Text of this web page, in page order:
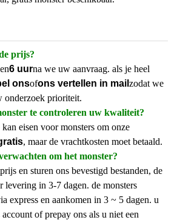
prijs?
6 uurna we uw aanvraag. als je heel
onsofons vertellen in mail zodat we
onderzoek prioriteit.
te controleren uw kwaliteit?
eisen voor monsters om onze
, maar de vrachtkosten moet betaald.
om het monster?
en sturen ons bevestigd bestanden, de
levering in 3-7 dagen. de monsters
express en aankomen in 3 ~ 5 dagen. u
of prepay ons als u niet een